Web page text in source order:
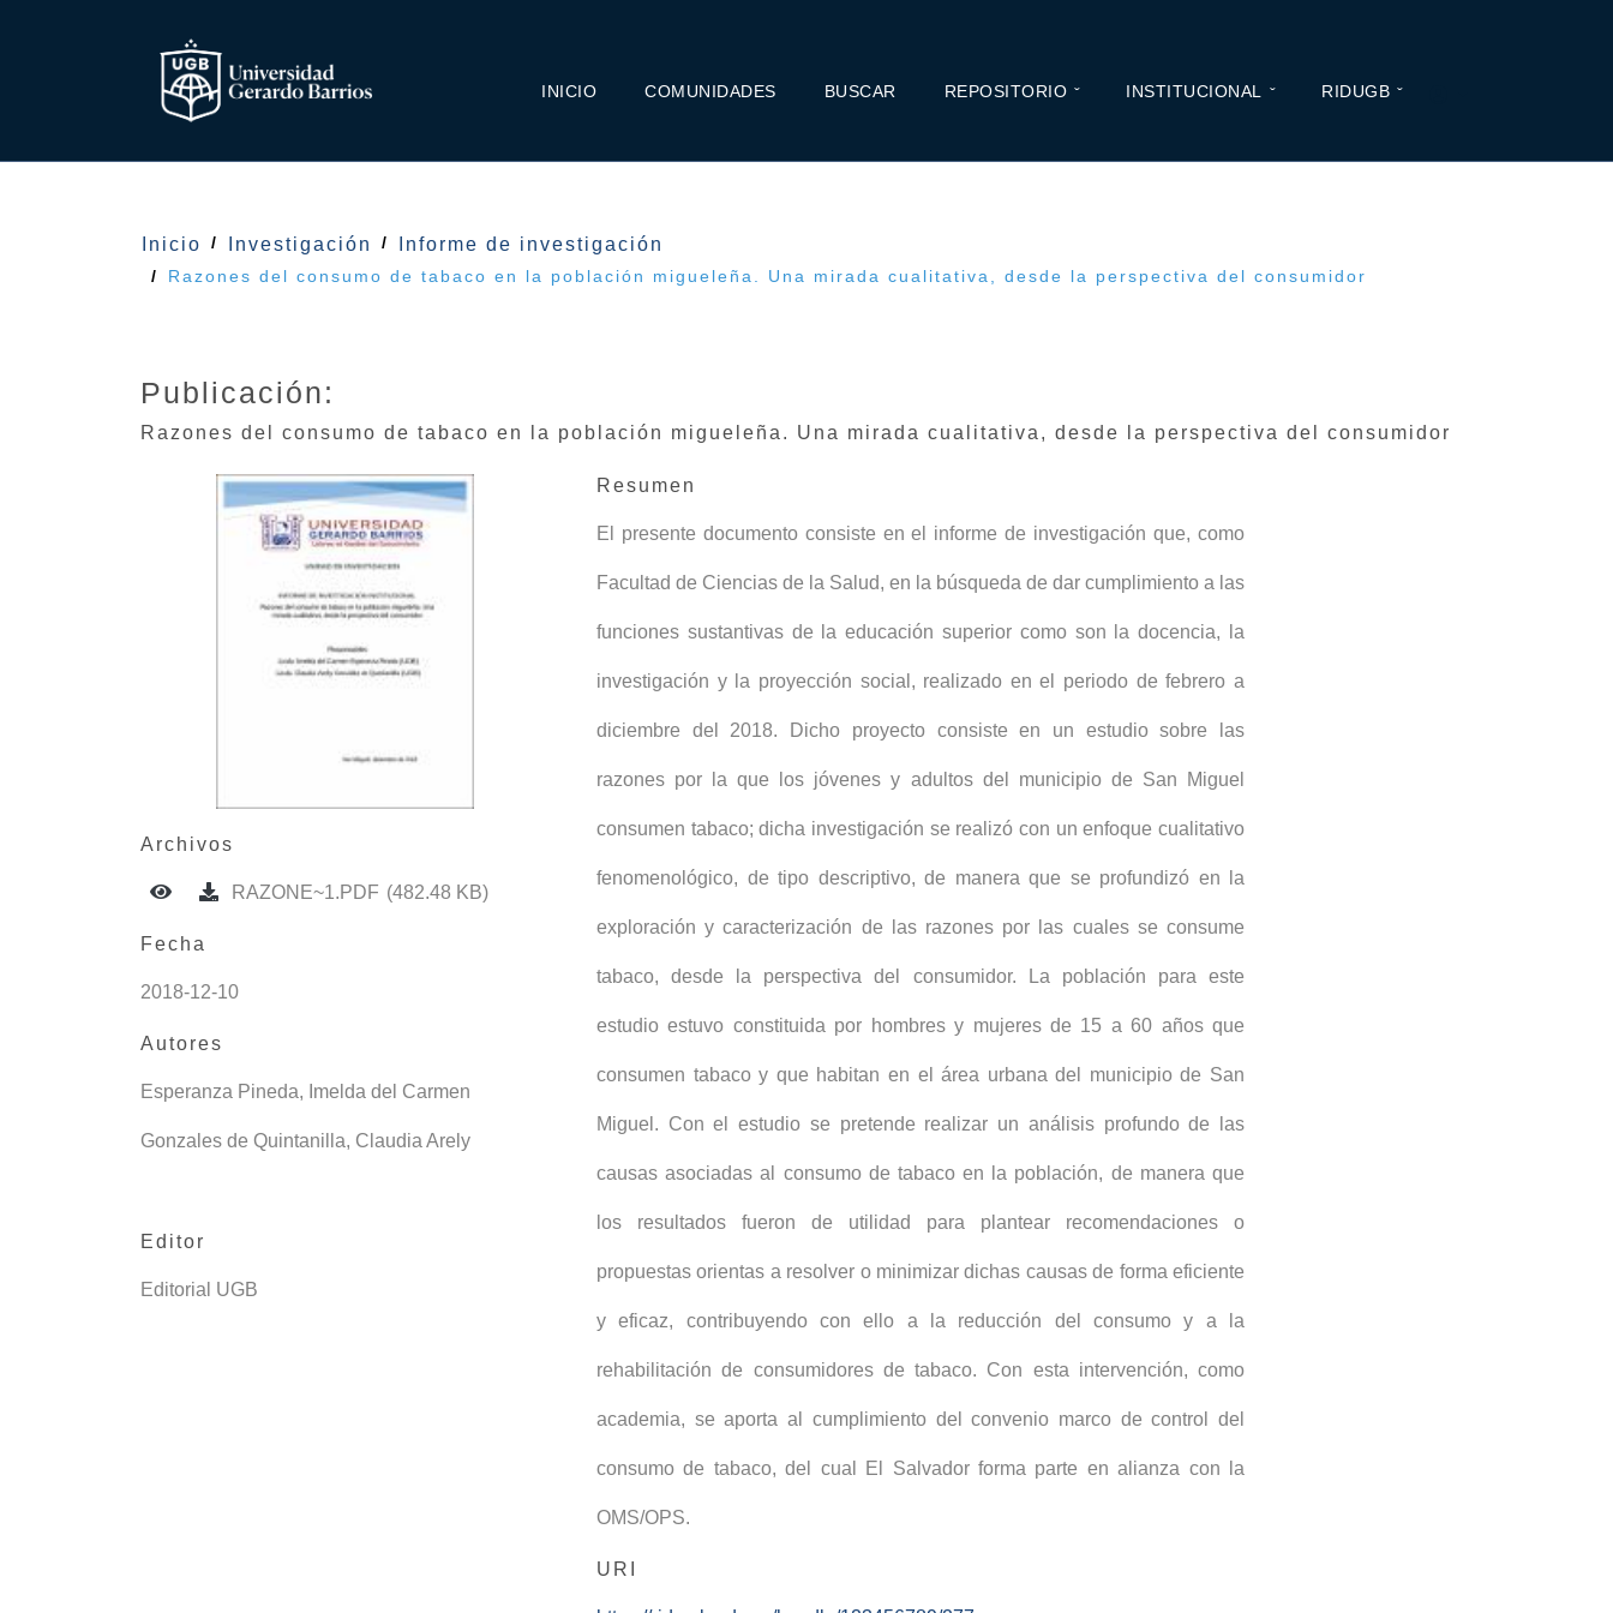
INICIO COMUNIDADES BUSCAR REPOSITORIO INSTITUCIONAL RIDUGB
Inicio Investigación Informe de investigación
Razones del consumo de tabaco en la población migueleña. Una mirada cualitativa, desde la perspectiva del consumidor
Publicación:
Razones del consumo de tabaco en la población migueleña. Una mirada cualitativa, desde la perspectiva del consumidor
Archivos
RAZONE~1.PDF (482.48 KB)
Fecha
2018-12-10
Autores
Esperanza Pineda, Imelda del Carmen
Gonzales de Quintanilla, Claudia Arely
Editor
Editorial UGB
Resumen
El presente documento consiste en el informe de investigación que, como
Facultad de Ciencias de la Salud, en la búsqueda de dar cumplimiento a las
funciones sustantivas de la educación superior como son la docencia, la
investigación y la proyección social, realizado en el periodo de febrero a
diciembre del 2018. Dicho proyecto consiste en un estudio sobre las
razones por la que los jóvenes y adultos del municipio de San Miguel
consumen tabaco; dicha investigación se realizó con un enfoque cualitativo
fenomenológico, de tipo descriptivo, de manera que se profundizó en la
exploración y caracterización de las razones por las cuales se consume
tabaco, desde la perspectiva del consumidor. La población para este
estudio estuvo constituida por hombres y mujeres de 15 a 60 años que
consumen tabaco y que habitan en el área urbana del municipio de San
Miguel. Con el estudio se pretende realizar un análisis profundo de las
causas asociadas al consumo de tabaco en la población, de manera que
los resultados fueron de utilidad para plantear recomendaciones o
propuestas orientas a resolver o minimizar dichas causas de forma eficiente
y eficaz, contribuyendo con ello a la reducción del consumo y a la
rehabilitación de consumidores de tabaco. Con esta intervención, como
academia, se aporta al cumplimiento del convenio marco de control del
consumo de tabaco, del cual El Salvador forma parte en alianza con la
OMS/OPS.
URI